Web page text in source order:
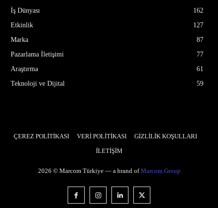
İş Dünyası
162
Etkinlik
127
Marka
87
Pazarlama İletişimi
77
Araştırma
61
Teknoloji ve Dijital
59
ÇEREZ POLİTİKASI VERİ POLİTİKASI
GİZLİLİK KOŞULLARI
İLETİŞİM
2026 © Marcom Türkiye — a brand ofMarcom Group